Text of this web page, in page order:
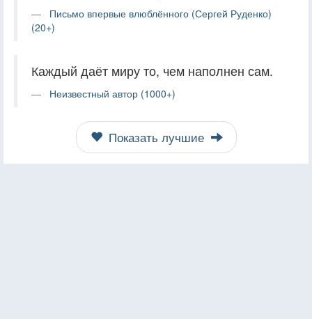
Письмо впервые влюблённого (Сергей Руденко)
(20+)
Каждый даёт миру то, чем наполнен сам.
Неизвестный автор (1000+)
Показать лучшие